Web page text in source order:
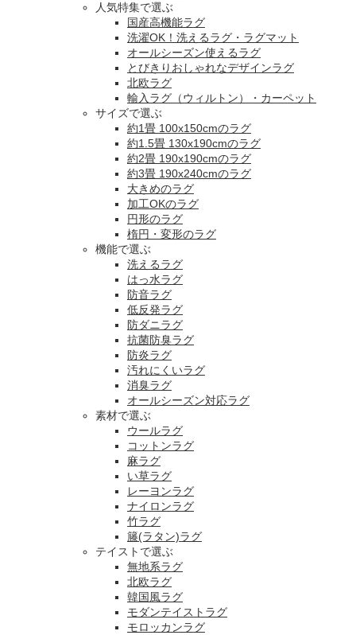
人気特集で選ぶ
国産高機能ラグ
洗濯OK！洗えるラグ・ラグマット
オールシーズン使えるラグ
とびきりおしゃれなデザインラグ
北欧ラグ
輸入ラグ（ウィルトン）・カーペット
サイズで選ぶ
約1畳 100x150cmのラグ
約1.5畳 130x190cmのラグ
約2畳 190x190cmのラグ
約3畳 190x240cmのラグ
大きめのラグ
加工OKのラグ
円形のラグ
楕円・変形のラグ
機能で選ぶ
洗えるラグ
はっ水ラグ
防音ラグ
低反発ラグ
防ダニラグ
抗菌防臭ラグ
防炎ラグ
汚れにくいラグ
消臭ラグ
オールシーズン対応ラグ
素材で選ぶ
ウールラグ
コットンラグ
麻ラグ
い草ラグ
レーヨンラグ
ナイロンラグ
竹ラグ
籐(ラタン)ラグ
テイストで選ぶ
無地系ラグ
北欧ラグ
韓国風ラグ
モダンテイストラグ
モロッカンラグ